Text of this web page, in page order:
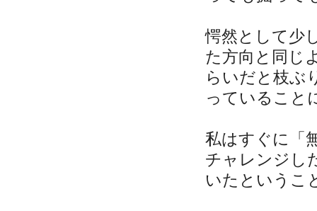
愕然として少
た方向と同じ
らいだと枝ぶ
っていること
私はすぐに「
チャレンジし
いたというこ